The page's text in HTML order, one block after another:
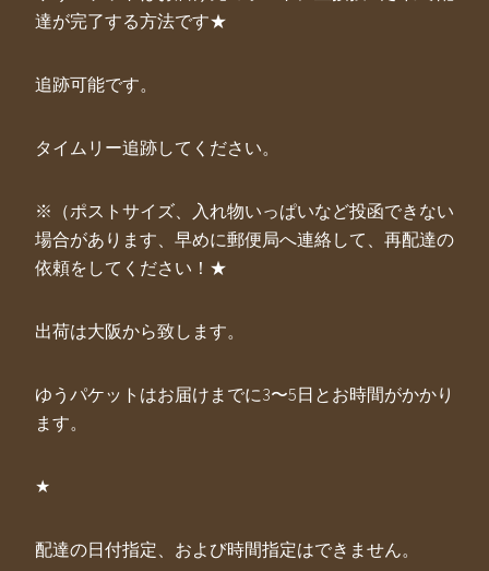
達が完了する方法です★
追跡可能です。
タイムリー追跡してください。
※（ポストサイズ、入れ物いっぱいなど投函できない
場合があります、早めに郵便局へ連絡して、再配達の
依頼をしてください！★
出荷は大阪から致します。
ゆうパケットはお届けまでに3〜5日とお時間がかかり
ます。
★
配達の日付指定、および時間指定はできません。